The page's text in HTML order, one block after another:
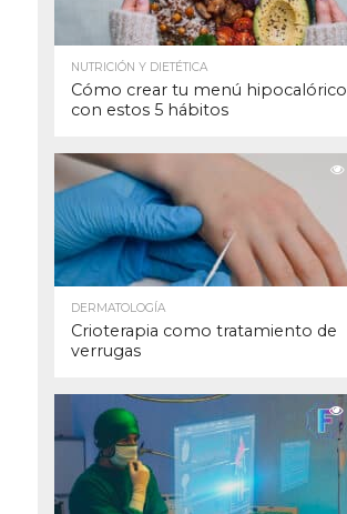
NUTRICIÓN Y DIETÉTICA
Cómo crear tu menú hipocalórico
con estos 5 hábitos
DERMATOLOGÍA
Crioterapia como tratamiento de
verrugas